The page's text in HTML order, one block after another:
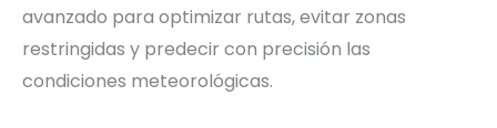
avanzado para optimizar rutas, evitar zonas
restringidas y predecir con precisión las
condiciones meteorológicas.